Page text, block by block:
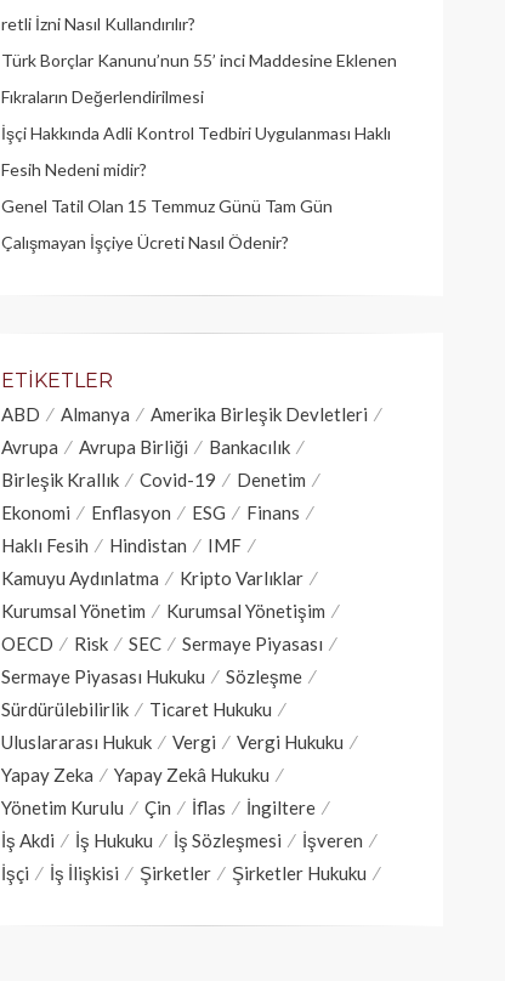
retli İzni Nasıl Kullandırılır?
Türk Borçlar Kanunu’nun 55’ inci Maddesine Eklenen
Fıkraların Değerlendirilmesi
İşçi Hakkında Adli Kontrol Tedbiri Uygulanması Haklı
Fesih Nedeni midir?
Genel Tatil Olan 15 Temmuz Günü Tam Gün
Çalışmayan İşçiye Ücreti Nasıl Ödenir?
ETIKETLER
ABD Almanya
Amerika Birleşik Devletleri
Avrupa
Avrupa Birliği
Bankacılık
Birleşik Krallık
Covid-19
Denetim
Ekonomi
Enflasyon ESG
Finans
Haklı Fesih
Hindistan
IMF
Kamuyu Aydınlatma
Kripto Varlıklar
Kurumsal Yönetim
Kurumsal Yönetişim
OECD
Risk SEC
Sermaye Piyasası
Sermaye Piyasası Hukuku
Sözleşme
Sürdürülebilirlik
Ticaret Hukuku
Uluslararası Hukuk
Vergi
Vergi Hukuku
Yapay Zeka
Yapay Zekâ Hukuku
Yönetim Kurulu
Çin İflas
İngiltere
İş Akdi
İş Hukuku İş Sözleşmesi
İşveren
İşçi
İş İlişkisi Şirketler Şirketler Hukuku